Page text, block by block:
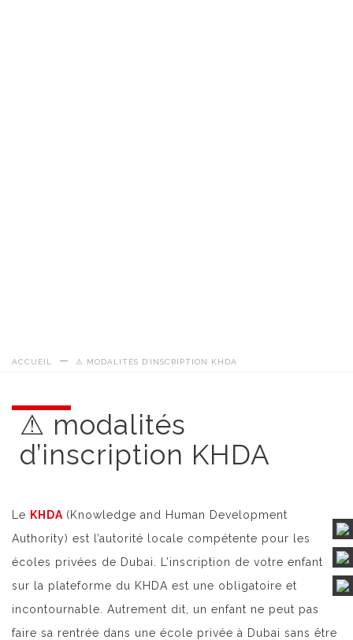
ACCUEIL ⚠ MODALITÉS D’INSCRIPTION KHDA
⚠ modalités
d’inscription KHDA
Le KHDA (Knowledge and Human Development
Authority) est l’autorité locale compétente pour les
écoles privées de Dubai. L’inscription de votre enfant
sur la plateforme du KHDA est une obligatoire et
incontournable. Autrement dit, un enfant ne peut pas
faire sa rentrée dans une école privée à Dubai sans être